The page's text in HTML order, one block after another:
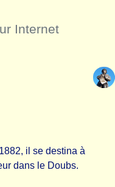
Internet
il se destina à
dans le Doubs.